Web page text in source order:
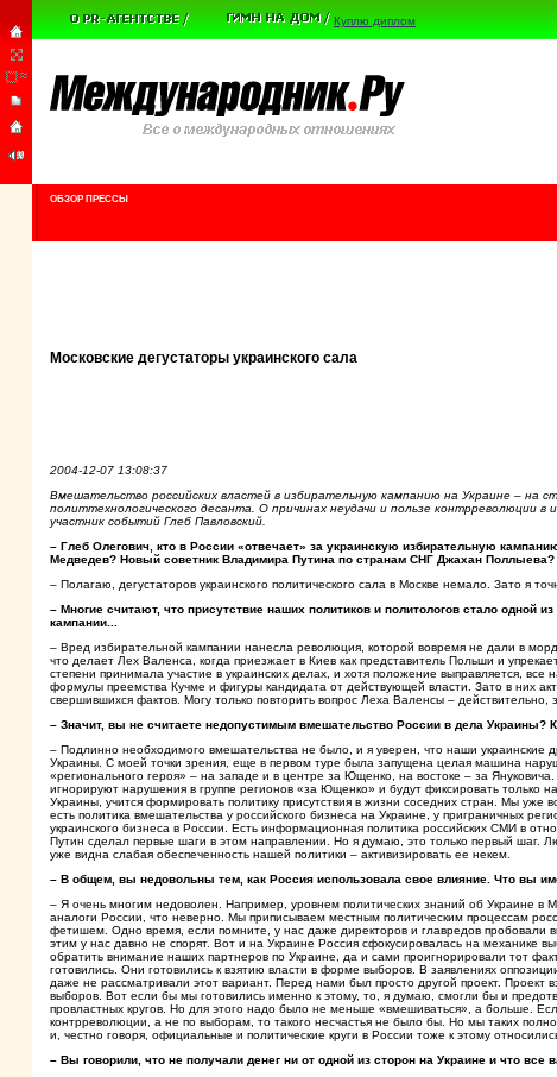
Куплю диплом
ОБЗОР ПРЕССЫ
Московские дегустаторы украинского сала
2004-12-07 13:08:37
Вмешательство российских властей в избирательную кампанию на Украине – на
политтехнологического десанта. О причинах неудачи и пользе
участник событий Глеб Павловский.
– Глеб Олегович, кто в России «отвечает» за украинскую избирательную
Медведев? Новый советник Владимира Путина по странам СНГ Джахан Поллыева?
– Полагаю, дегустаторов украинского политического сала в Москве немало. Зато я
– Многие считают, что присутствие наших политиков и политологов стало одной
кампании...
– Вред избирательной кампании нанесла революция, которой вовремя не дали в
что делает Лех Валенса, когда приезжает в Киев как представитель Польши и
степени принимала участие в украинских делах, и хотя положение выправляется,
формулы преемства Кучме и фигуры кандидата от действующей власти. Зато в них
свершившихся фактов. Могу только повторить вопрос Леха Валенсы – действительно,
– Значит, вы не считаете недопустимым вмешательство России в дела
– Подлинно необходимого вмешательства не было, и я уверен, что наши украинские
Украины. С моей точки зрения, еще в первом туре была запущена целая машина
«регионального героя» – на западе и в центре за Ющенко, на востоке – за
игнорируют нарушения в группе регионов «за Ющенко» и будут фиксировать только
Украины, учится формировать политику присутствия в жизни соседних стран. Мы уже
есть политика вмешательства у российского бизнеса на Украине, у приграничных
украинского бизнеса в России. Есть информационная политика российских СМИ в
Путин сделал первые шаги в этом направлении. Но я думаю, это только первый шаг.
уже видна слабая обеспеченность нашей политики – активизировать ее некем.
– В общем, вы недовольны тем, как Россия использовала свое влияние. Что вы
– Я очень многим недоволен. Например, уровнем политических знаний об Украине в
аналоги России, что неверно. Мы приписываем местным политическим процессам
фетишем. Одно время, если помните, у нас даже директоров и главредов пробовали
этим у нас давно не спорят. Вот и на Украине Россия сфокусировалась на
обратить внимание наших партнеров по Украине, да и сами проигнорировали тот
готовились. Они готовились к взятию власти в форме выборов. В заявлениях
даже не рассматривали этот вариант. Перед нами был просто другой проект. Проект
выборов. Вот если бы мы готовились именно к этому, то, я думаю, смогли бы и
провластных кругов. Но для этого надо было не меньше «вмешиваться», а больше.
контрреволюции, а не по выборам, то такого несчастья не было бы. Но мы таких
и, честно говоря, официальные и политические круги в России тоже к этому
– Вы говорили, что не получали денег ни от одной из сторон на Украине и что